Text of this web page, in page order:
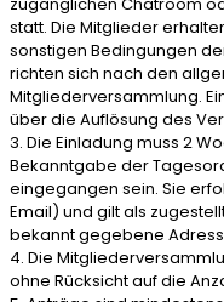
statt. Die Mitglieder
sonstigen Bedingungen
richten sich nach den
Mitgliederversammlung.
über die Auflösung des
3. Die Einladung muss 2
Bekanntgabe der
eingegangen sein. Sie
Email) und gilt als
bekannt gegebene
4. Die
ohne Rücksicht auf die